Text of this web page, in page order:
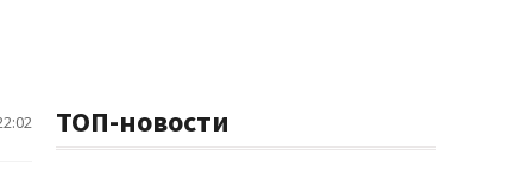
ТОП-новости